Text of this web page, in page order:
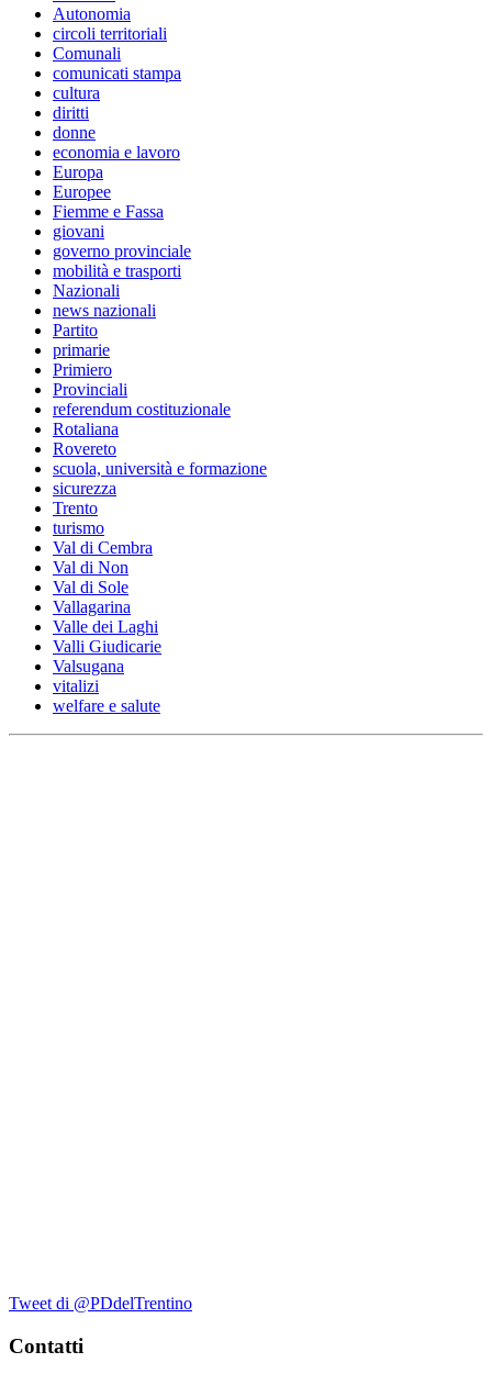
Autonomia
circoli territoriali
Comunali
comunicati stampa
cultura
diritti
donne
economia e lavoro
Europa
Europee
Fiemme e Fassa
giovani
governo provinciale
mobilità e trasporti
Nazionali
news nazionali
Partito
primarie
Primiero
Provinciali
referendum costituzionale
Rotaliana
Rovereto
scuola, università e formazione
sicurezza
Trento
turismo
Val di Cembra
Val di Non
Val di Sole
Vallagarina
Valle dei Laghi
Valli Giudicarie
Valsugana
vitalizi
welfare e salute
Tweet di @PDdelTrentino
Contatti